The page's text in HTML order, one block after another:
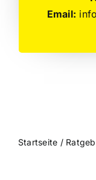
Email:
Startseite /